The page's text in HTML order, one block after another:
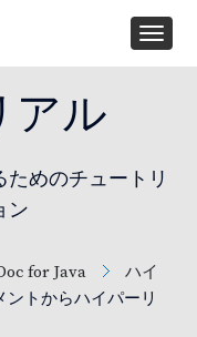
アル
めのチュートリ
ン
for Java
ハイ
ントからハイパーリ